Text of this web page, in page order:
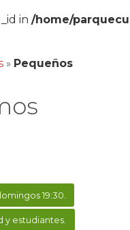
in/home/
» Pequeños
19:30.
y estudiantes.